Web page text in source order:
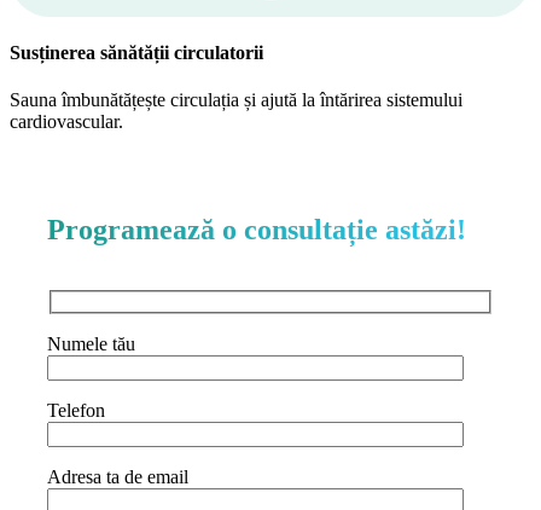
Susținerea sănătății circulatorii
Sauna îmbunătățește circulația și ajută la întărirea sistemului
cardiovascular.
Programează o consultație astăzi!
Numele tău
Telefon
Adresa ta de email